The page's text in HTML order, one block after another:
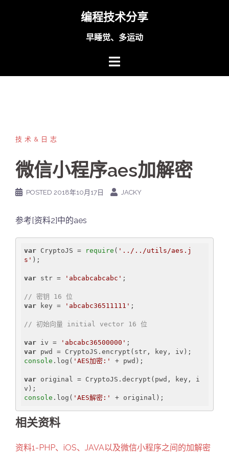
编程技术分享
早睡觉、多运动
技术&日志
微信小程序aes加解密
POSTED 2018年10月17日 JACKY
参考[资料2]中的aes
var CryptoJS = require ( '../../utils/aes.j
s' );
var str = 'abcabcabcabc' ;
// 密钥 16 位
var key = 'abcabc36511111' ;
// 初始向量 initial vector 16 位
var iv = 'abcabc36500000'
var
console .log( 'AES加密:' + pwd);
var original = CryptoJS.decrypt(pwd, key, i
console .log( 'AES解密:'
相关资料
资料1-PHP、iOS、JAVA以及微信小程序之间的加解密